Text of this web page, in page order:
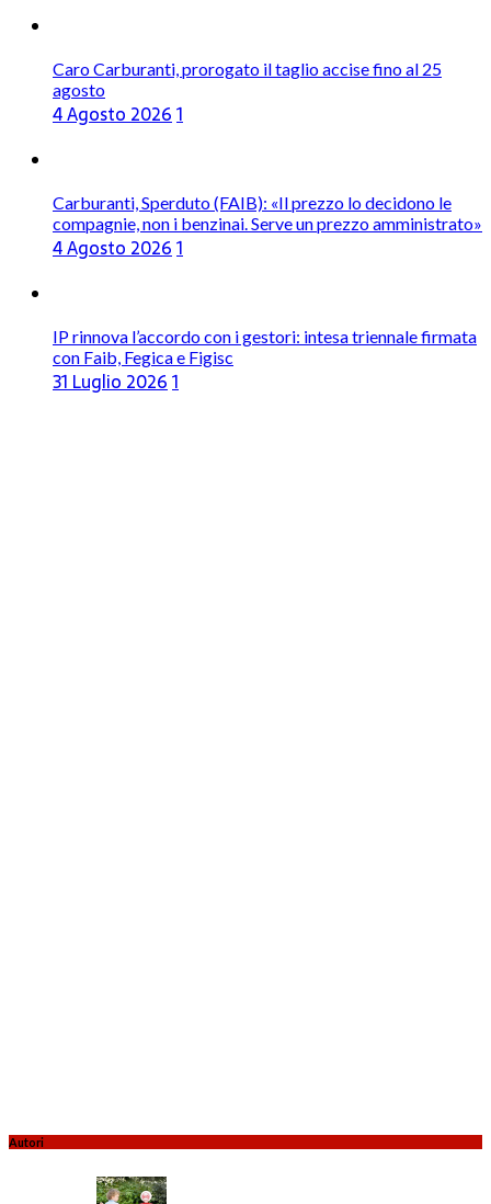
Caro Carburanti, prorogato il taglio accise fino al 25
agosto
4 Agosto 20261
Carburanti, Sperduto (FAIB): «Il prezzo lo decidono le
compagnie, non i benzinai. Serve un prezzo amministrato»
4 Agosto 20261
IP rinnova l’accordo con i gestori: intesa triennale firmata
con Faib, Fegica e Figisc
31 Luglio 20261
Autori